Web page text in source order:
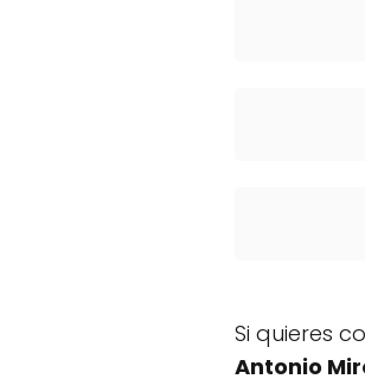
Si quieres
Antonio